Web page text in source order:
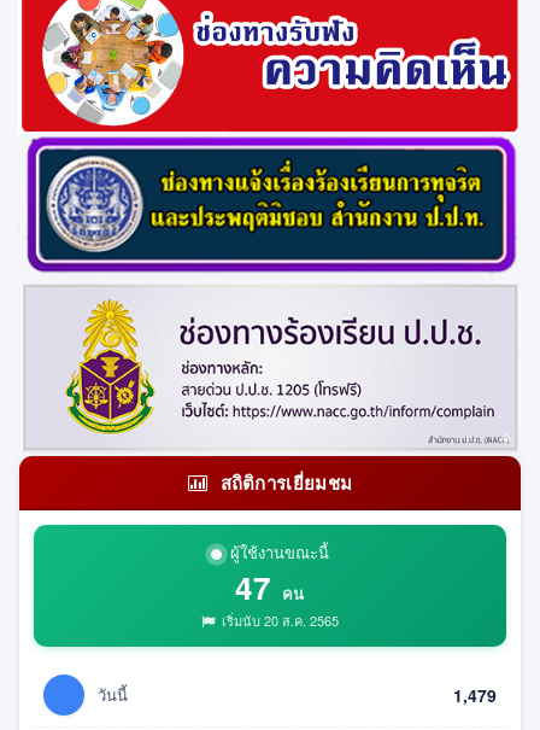
สถิติการเยี่ยมชม
ผู้ใช้งานขณะนี้
47 คน
เริ่มนับ 20 ส.ค. 2565
วันนี้ 1,479